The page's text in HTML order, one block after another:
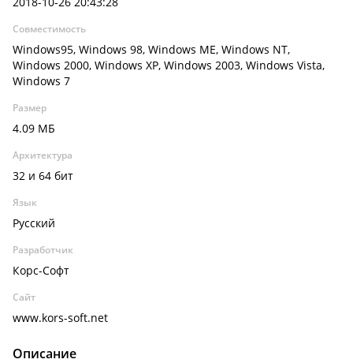
Совместимость
Windows95, Windows 98, Windows ME, Windows NT,
Windows 2000, Windows XP, Windows 2003, Windows Vista,
Windows 7
Размер
4.09 МБ
Архитектура
32 и 64 бит
Язык
Русский
Разработчик
Корс-Софт
Сайт
www.kors-soft.net
Описание